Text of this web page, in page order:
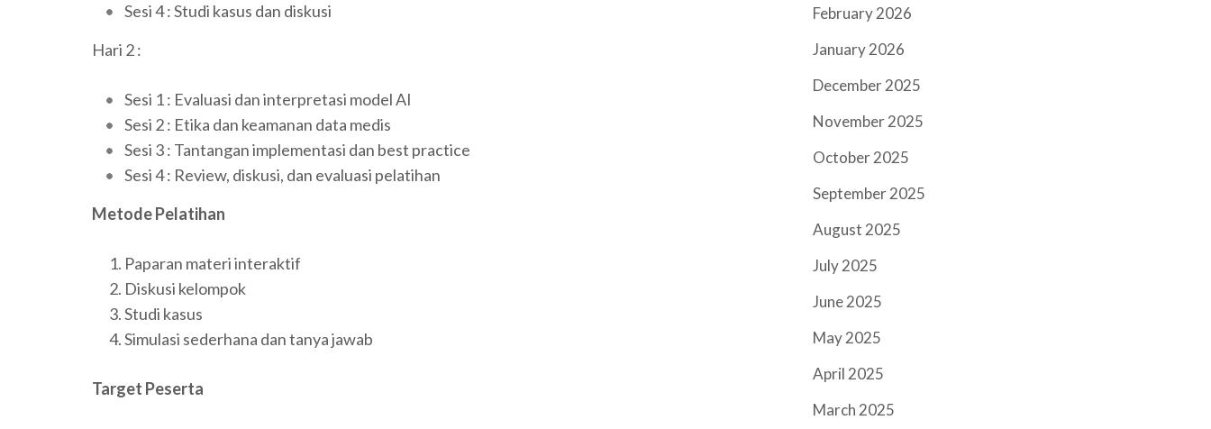
Sesi 4 : Studi kasus dan diskusi
Hari 2 :
Sesi 1 : Evaluasi dan interpretasi model AI
Sesi 2 : Etika dan keamanan data medis
Sesi 3 : Tantangan implementasi dan best practice
Sesi 4 : Review, diskusi, dan evaluasi pelatihan
Metode Pelatihan
Paparan materi interaktif
Diskusi kelompok
Studi kasus
Simulasi sederhana dan tanya jawab
Target Peserta
February 2026
January 2026
December 2025
November 2025
October 2025
September 2025
August 2025
July 2025
June 2025
May 2025
April 2025
March 2025